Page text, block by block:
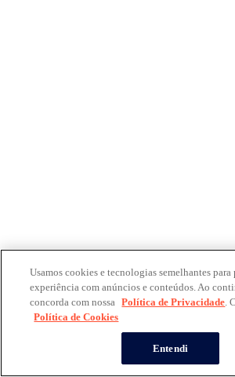
Usamos cookies e tecnologias semelhantes para
experiência com anúncios e conteúdos. Ao
concorda com nossa Política de Privacidade.
Política de Cookies
Entendi